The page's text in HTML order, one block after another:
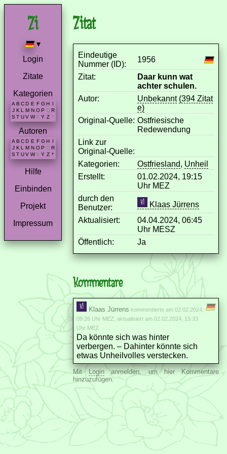
▾
Login
Zitate
Kategorien
A B C D E F G H I
J K L M N O P Q R
S T U V W X Y Z *
Autoren
A B C D E F G H
J K L M N O P Q R
S T U V W X Y Z *
Hilfe
Einbinden
Projekt
Impressum
Zitat
Eindeutige
Nummer (ID):
1956
Zitat:
Daar kunn wat
achter schulen.
Autor:
Unbekannt (394 Zitat
e)
Original-Quelle: Ostfriesische
Redewendung
Link zur
Original-Quelle:
Kategorien:
Ostfriesland, Unheil
Erstellt:
01.02.2024, 19:15
Uhr MEZ
durch den
Benutzer:
Klaas Jürrens
Aktualisiert:
04.04.2024, 06:45
Uhr MESZ
Öffentlich:
Ja
Kommentare
Klaas Jürrens kommentierte am 02.02.2024,
09:26 Uhr MEZ; aktualisiert am 02.02.2024, 15:33
Uhr MEZ
Da könnte sich was hinter
verbergen. – Dahinter könnte sich
etwas Unheilvolles verstecken.
MitLoginanmelden, um hier Kommentare
hinzuzufügen.